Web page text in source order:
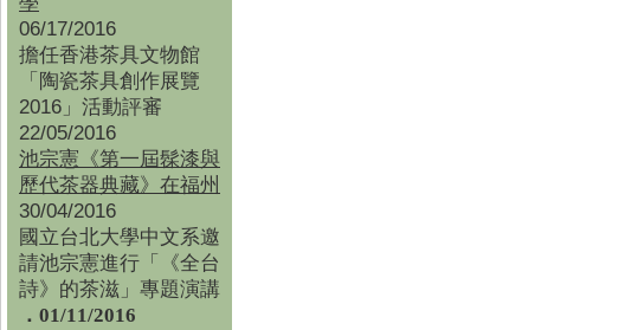
06/17/2016
擔任香港茶具文物館
「陶瓷茶具創作展覽
2016」活動評審
22/05/2016
池宗憲《第一屆髹漆與
歷代茶器典藏》在福州
30/04/2016
國立台北大學中文系邀
請池宗憲進行「《全台
詩》的茶滋」專題演講
．01/11/2016